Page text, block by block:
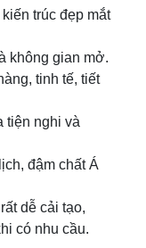
trúc đẹp mắt
không gian mở.
tinh tế, tiết
tiện nghi và
đậm chất Á
dễ cải tạo,
có nhu cầu.